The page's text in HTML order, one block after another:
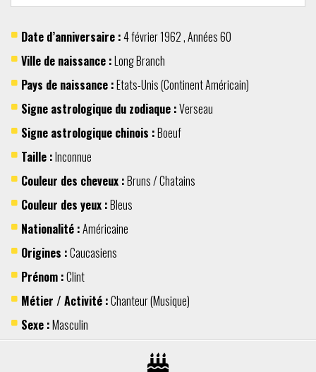
Date d’anniversaire :4 février1962,Années 60
Ville de naissance :Long Branch
Pays de naissance :Etats-Unis(ContinentAméricain)
Signe astrologique du zodiaque :Verseau
Signe astrologique chinois :Boeuf
Taille :Inconnue
Couleur des cheveux :Bruns / Chatains
Couleur des yeux :Bleus
Nationalité :Américaine
Origines :Caucasiens
Prénom :Clint
Métier / Activité :Chanteur(Musique)
Sexe :Masculin